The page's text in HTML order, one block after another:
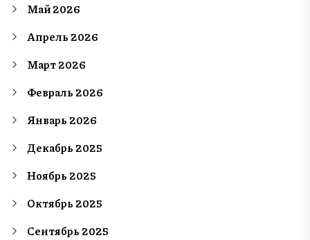
Май 2026
Апрель 2026
Март 2026
Февраль 2026
Январь 2026
Декабрь 2025
Ноябрь 2025
Октябрь 2025
Сентябрь 2025